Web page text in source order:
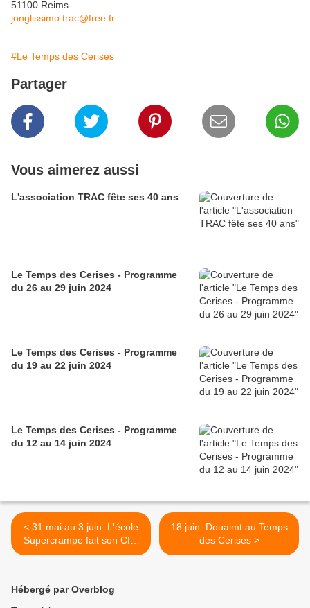
51100 Reims
jonglissimo.trac@free.fr
#Le Temps des Cerises
Partager
Vous aimerez aussi
L'association TRAC fête ses 40 ans
Le Temps des Cerises - Programme
du 26 au 29 juin 2024
Le Temps des Cerises - Programme
du 19 au 22 juin 2024
Le Temps des Cerises - Programme
du 12 au 14 juin 2024
< 31 mai au 3 juin: L'école
Supercrampe fait son CIrk
au Temps des Cerises
18 juin: Douaimt au Temps
des Cerises >
Hébergé par Overblog